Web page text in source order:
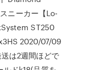
ニーカー【Lo-
ST250
2020/07/09
は2週間ほどで